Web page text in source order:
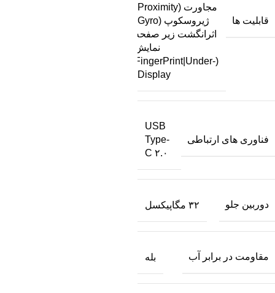
قابلیت ها
اثرانگشت زیر صفحه
نمایش
(FingerPrint|Under-
Display)
فناوری های ارتباطی
USB
Type-
C ۲.۰
دوربین جلو ۳۲ مگاپیکسل
مقاومت در برابر آب بله